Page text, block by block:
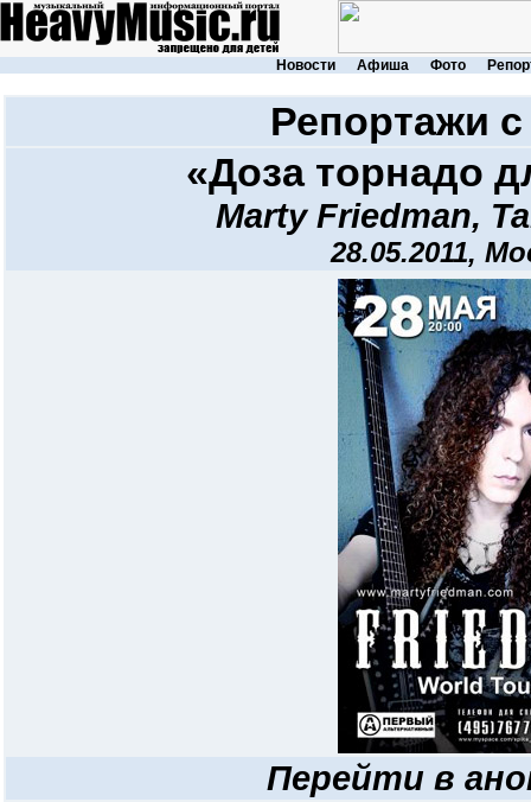
Новости Афиша Фото
Репортажи
«Доза торнадо
Marty Friedman,
28.05.2011,
Перейти в